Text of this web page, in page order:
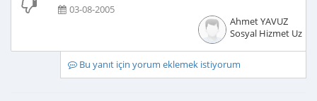
03-08-2005
Ahmet YAVUZ
Sosyal Hizmet
Bu yanıt için yorum eklemek istiyorum